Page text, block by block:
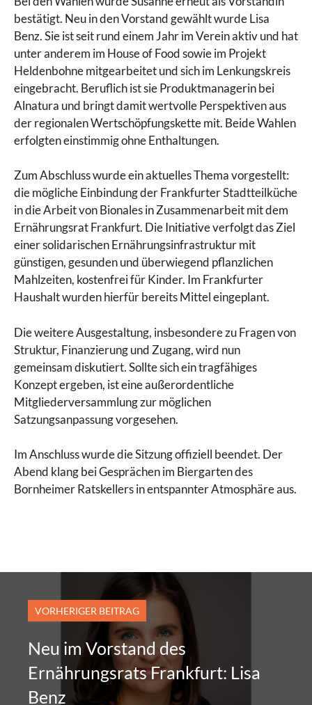
bestätigt. Neu in den Vorstand gewählt wurde Lisa
Benz. Sie ist seit rund einem Jahr im Verein aktiv und hat
unter anderem im House of Food sowie im Projekt
Heldenbohne mitgearbeitet und sich im Lenkungskreis
eingebracht. Beruflich ist sie Produktmanagerin bei
Alnatura und bringt damit wertvolle Perspektiven aus
der regionalen Wertschöpfungskette mit. Beide Wahlen
erfolgten einstimmig ohne Enthaltungen.
Zum Abschluss wurde ein aktuelles Thema vorgestellt:
die mögliche Einbindung der Frankfurter Stadtteilküche
in die Arbeit von Bionales in Zusammenarbeit mit dem
Ernährungsrat Frankfurt. Die Initiative verfolgt das Ziel
einer solidarischen Ernährungsinfrastruktur mit
günstigen, gesunden und überwiegend pflanzlichen
Mahlzeiten, kostenfrei für Kinder. Im Frankfurter
Haushalt wurden hierfür bereits Mittel eingeplant.
Die weitere Ausgestaltung, insbesondere zu Fragen von
Struktur, Finanzierung und Zugang, wird nun
gemeinsam diskutiert. Sollte sich ein tragfähiges
Konzept ergeben, ist eine außerordentliche
Mitgliederversammlung zur möglichen
Satzungsanpassung vorgesehen.
Im Anschluss wurde die Sitzung offiziell beendet. Der
Abend klang bei Gesprächen im Biergarten des
Bornheimer Ratskellers in entspannter Atmosphäre aus.
VORHERIGER BEITRAG
Neu im Vorstand des
Ernährungsrats Frankfurt: Lisa
Benz